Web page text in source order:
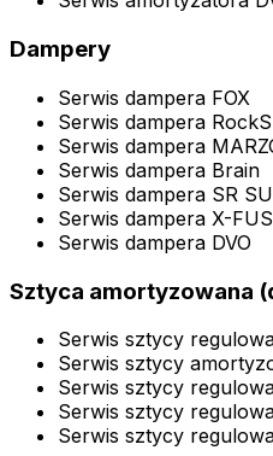
Dampery
Serwis dampera FOX
Serwis dampera
Serwis dampera
Serwis dampera Brain
Serwis dampera SR
Serwis dampera X-
Serwis dampera DVO
Sztyca amortyzowana
Serwis sztycy
Serwis sztycy
Serwis sztycy
Serwis sztycy
Serwis sztycy